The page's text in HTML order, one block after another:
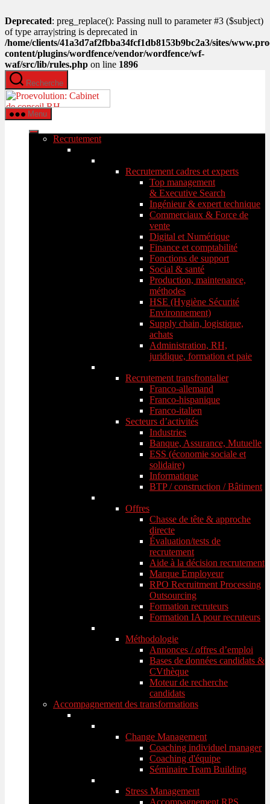
Deprecated: preg_replace(): Passing null to parameter #3 ($subject)
of type array|string is deprecated in
/home/clients/41a3d7af2fbba34fcf1db8153b9bc2a3/sites/
content/plugins/wordfence/vendor/wordfence/wf-
waf/src/lib/rules.php on line 1896
Aller
au
contenu
Recherche
Menu
Recrutement
Recrutement cadres et experts
Top management
& Executive Search
Ingénieur & expert technique
Commerciaux & Force de
vente
Digital et Numérique
Finance et comptabilité
Fonctions de support
Social & santé
Production, maintenance,
méthodes
HSE (Hygiène Sécurité
Environnement)
Supply chain, logistique,
achats
Administration, RH,
juridique, formation et paie
Recrutement transfrontalier
Franco-allemand
Franco-hispanique
Franco-italien
Secteurs d’activités
Industries
Banque, Assurance, Mutuelle
ESS (économie sociale et
solidaire)
Informatique
BTP / construction / Bâtiment
Offres
Chasse de tête & approche
directe
Évaluation/tests de
recrutement
Aide à la décision recrutement
Marque Employeur
RPO Recruitment Processing
Outsourcing
Formation recruteurs
Formation IA pour recruteurs
Méthodologie
Annonces / offres d’emploi
Bases de données candidats &
CVthèque
Moteur de recherche
candidats
Accompagnement des transformations
Change Management
Coaching individuel manager
Coaching d'équipe
Séminaire Team Building
Stress Management
Accompagnement RPS